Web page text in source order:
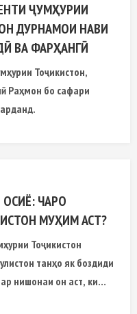
ҶУМҲУРИИ
ДУРНАМОИ НАВИ
ВА ФАРҲАНГӢ
Тоҷикистон,
Раҳмон бо сафари
ЧАРО
МУҲИМ АСТ?
Тоҷикистон
танҳо як боздиди
нишонаи он аст, ки